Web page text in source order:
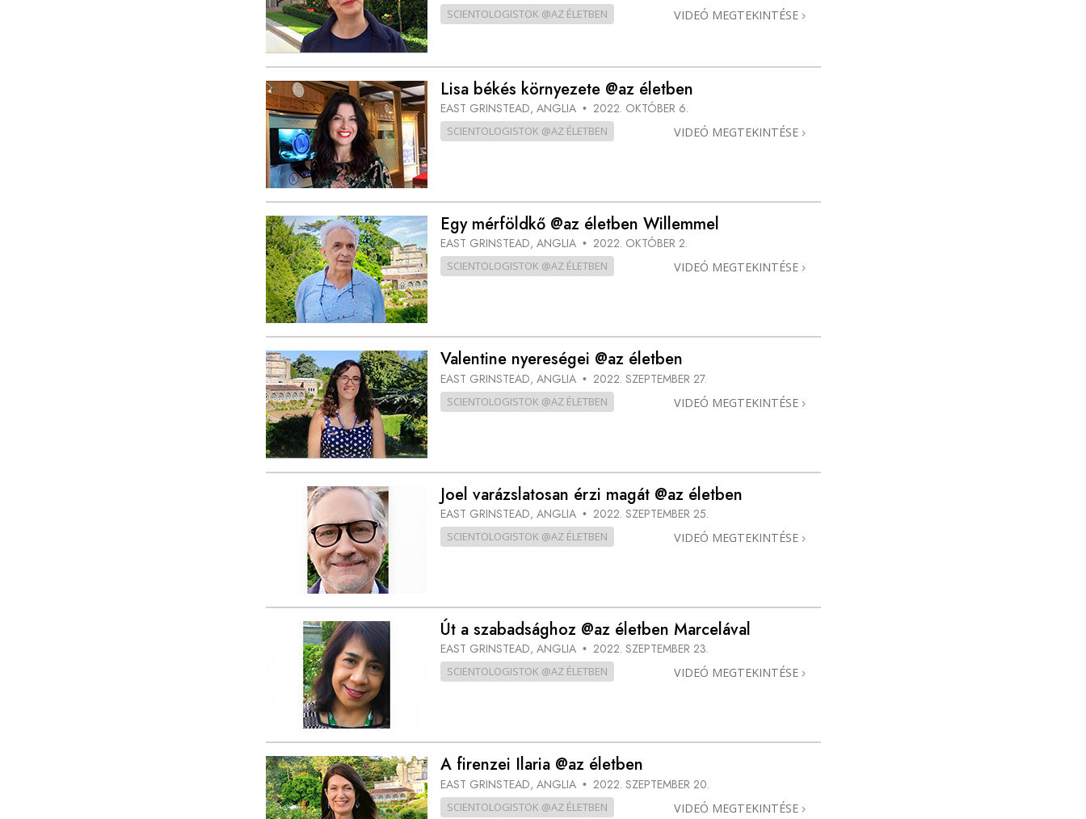
SCIENTOLOGISTOK @AZ ÉLETBEN VIDEÓ MEGTEKINTÉSE
Lisa békés környezete @az életben
EAST GRINSTEAD, ANGLIA • 2022. OKTÓBER 6.
SCIENTOLOGISTOK @AZ ÉLETBEN VIDEÓ MEGTEKINTÉSE
Egy mérföldkő @az életben Willemmel
EAST GRINSTEAD, ANGLIA • 2022. OKTÓBER 2.
SCIENTOLOGISTOK @AZ ÉLETBEN VIDEÓ MEGTEKINTÉSE
Valentine nyereségei @az életben
EAST GRINSTEAD, ANGLIA • 2022. SZEPTEMBER 27.
SCIENTOLOGISTOK @AZ ÉLETBEN VIDEÓ MEGTEKINTÉSE
Joel varázslatosan érzi magát @az életben
EAST GRINSTEAD, ANGLIA • 2022. SZEPTEMBER 25.
SCIENTOLOGISTOK @AZ ÉLETBEN VIDEÓ MEGTEKINTÉSE
Út a szabadsághoz @az életben Marcelával
EAST GRINSTEAD, ANGLIA • 2022. SZEPTEMBER 23.
SCIENTOLOGISTOK @AZ ÉLETBEN VIDEÓ MEGTEKINTÉSE
A firenzei Ilaria @az életben
EAST GRINSTEAD, ANGLIA • 2022. SZEPTEMBER 20.
SCIENTOLOGISTOK @AZ ÉLETBEN VIDEÓ MEGTEKINTÉSE